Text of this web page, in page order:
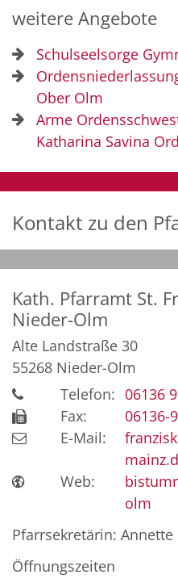
weitere Angebote
Schulseelsorge
Ober Olm
Arme
Katharina Savina
Kontakt zu den
Kath. Pfarramt St.
Nieder-Olm
Alte Landstraße 30
55268 Nieder-Olm
Telefon: 06136
Fax:
06136-
E-Mail:
Web:
olm
Pfarrsekretärin: Annette
Öffnungszeiten